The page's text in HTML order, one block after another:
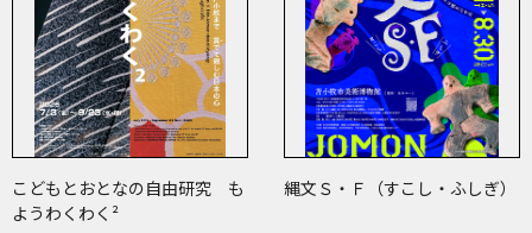
こどもとおとなの自由研究 も
ようわくわく²
縄文Ｓ・Ｆ（すこし・ふしぎ）